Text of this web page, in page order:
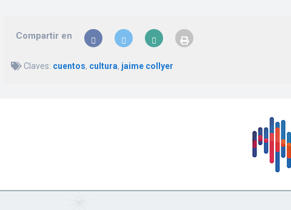
Compartir en
Claves: cuentos, cultura, jaime collyer